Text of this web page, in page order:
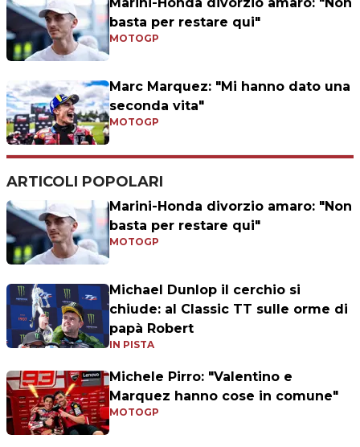
Marini-Honda divorzio amaro: "Non
basta per restare qui"
MOTOGP
Marc Marquez: "Mi hanno dato una
seconda vita"
MOTOGP
ARTICOLI POPOLARI
Marini-Honda divorzio amaro: "Non
basta per restare qui"
MOTOGP
Michael Dunlop il cerchio si
chiude: al Classic TT sulle orme di
papà Robert
IN PISTA
Michele Pirro: "Valentino e
Marquez hanno cose in comune"
MOTOGP